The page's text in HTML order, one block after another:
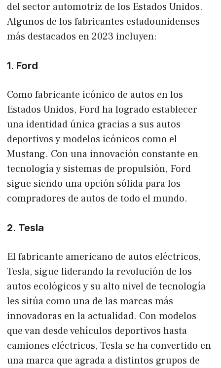
del sector automotriz de los Estados Unidos.
Algunos de los fabricantes estadounidenses
más destacados en 2023 incluyen:
1. Ford
Como fabricante icónico de autos en los
Estados Unidos, Ford ha logrado establecer
una identidad única gracias a sus autos
deportivos y modelos icónicos como el
Mustang. Con una innovación constante en
tecnología y sistemas de propulsión, Ford
sigue siendo una opción sólida para los
compradores de autos de todo el mundo.
2. Tesla
El fabricante americano de autos eléctricos,
Tesla, sigue liderando la revolución de los
autos ecológicos y su alto nivel de tecnología
les sitúa como una de las marcas más
innovadoras en la actualidad. Con modelos
que van desde vehículos deportivos hasta
camiones eléctricos, Tesla se ha convertido en
una marca que agrada a distintos grupos de